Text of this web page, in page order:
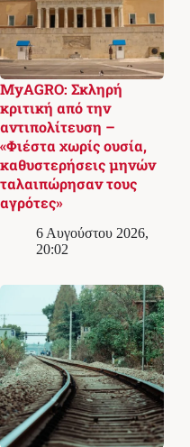
MyAGRO: Σκληρή
κριτική από την
αντιπολίτευση –
«Φιέστα χωρίς ουσία,
καθυστερήσεις μηνών
ταλαιπώρησαν τους
αγρότες»
6 Αυγούστου 2026,
20:02